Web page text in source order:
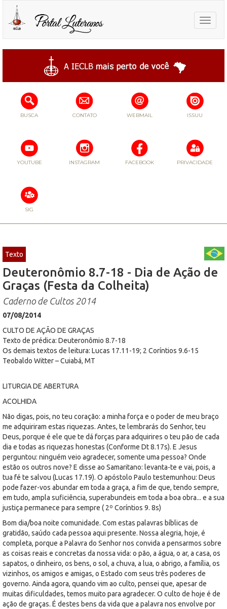
Toggle
BUSCA CONTATO WEBMAIL ISSUU
YOUTUBE INSTAGRAM FACEBOOK PRIVACIDADE
SIG
Texto
Deuteronômio 8.7-18 - Dia de Ação de
Graças (Festa da Colheita)
Caderno de Cultos 2014
07/08/2014
CULTO DE AÇÃO DE GRAÇAS
Texto de prédica: Deuteronômio 8.7-18
Os demais textos de leitura: Lucas 17.11-19; 2 Coríntios 9.6-15
Teobaldo Witter – Cuiabá, MT
LITURGIA DE ABERTURA
ACOLHIDA
Não digas, pois, no teu coração: a minha força e o poder de meu braço
me adquiriram estas riquezas. Antes, te lembrarás do Senhor, teu
Deus, porque é ele que te dá forças para adquirires o teu pão de cada
dia e todas as riquezas honestas (Conforme Dt 8.17s). E Jesus
perguntou: ninguém veio agradecer, somente uma pessoa? Onde
estão os outros nove? E disse ao Samaritano: levanta-te e vai, pois, a
tua fé te salvou (Lucas 17.19). O apóstolo Paulo testemunhou: Deus
pode fazer-vos abundar em toda a graça, a fim de que, tendo sempre,
em tudo, ampla suficiência, superabundeis em toda a boa obra... e a sua
justiça permanece para sempre ( 2º Coríntios 9. 8s)
Bom dia/boa noite comunidade. Com estas palavras bíblicas de
gratidão, saúdo cada pessoa aqui presente. Nossa alegria, hoje, é
completa, porque a Palavra do Senhor nos convida a pensarmos sobre
as coisas reais e concretas da nossa vida: o pão, a água, o ar, a casa, os
sapatos, o dinheiro, os bens, o sol, a chuva, a lua, o abrigo, a família, os
vizinhos, os amigos e amigas, o Estado com seus três poderes de
governo. Ainda agora, quando vim ao culto, pensei que, apesar de
muitas dificuldades, temos muito para agradecer. O culto de hoje é de
ação de graças. É destes bens da vida que a palavra nos envolve por